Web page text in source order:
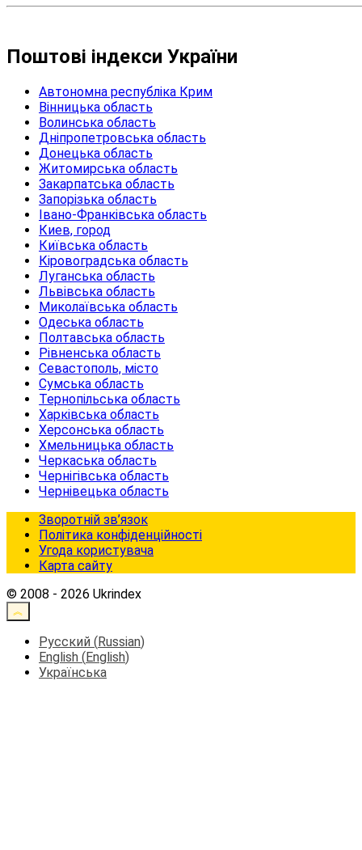
Поштові індекси України
Автономна республіка Крим
Вінницька область
Волинська область
Дніпропетровська область
Донецька область
Житомирська область
Закарпатська область
Запорізька область
Івано-Франківська область
Киев, город
Київська область
Кіровоградська область
Луганська область
Львівська область
Миколаївська область
Одеська область
Полтавська область
Рівненська область
Севастополь, місто
Сумська область
Тернопільська область
Харківська область
Херсонська область
Хмельницька область
Черкаська область
Чернігівська область
Чернівецька область
Зворотній зв’язок
Політика конфіденційності
Угода користувача
Карта сайту
© 2008 - 2026 Ukrindex
Русский (Russian)
English (English)
Українська